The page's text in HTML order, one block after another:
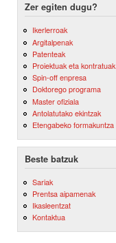
Zer egiten dugu?
Ikerlerroak
Argitalpenak
Patenteak
Proiektuak eta kontratuak
Spin-off enpresa
Doktorego programa
Master ofiziala
Antolatutako ekintzak
Etengabeko formakuntza
Beste batzuk
Sariak
Prentsa aipamenak
Ikasleentzat
Kontaktua